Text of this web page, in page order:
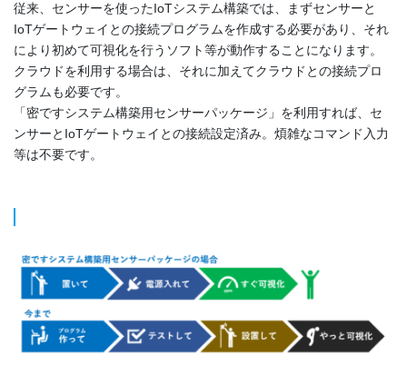
従来、センサーを使ったIoTシステム構築では、まずセンサーと
IoTゲートウェイとの接続プログラムを作成する必要があり、それ
により初めて可視化を行うソフト等が動作することになります。
クラウドを利用する場合は、それに加えてクラウドとの接続プロ
グラムも必要です。
「密ですシステム構築用センサーパッケージ」を利用すれば、セ
ンサーとIoTゲートウェイとの接続設定済み。煩雑なコマンド入力
等は不要です。